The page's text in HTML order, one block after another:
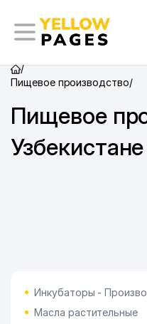
/
Пищевое производство/
Пищевое
Инкубаторы -
Масла растительные